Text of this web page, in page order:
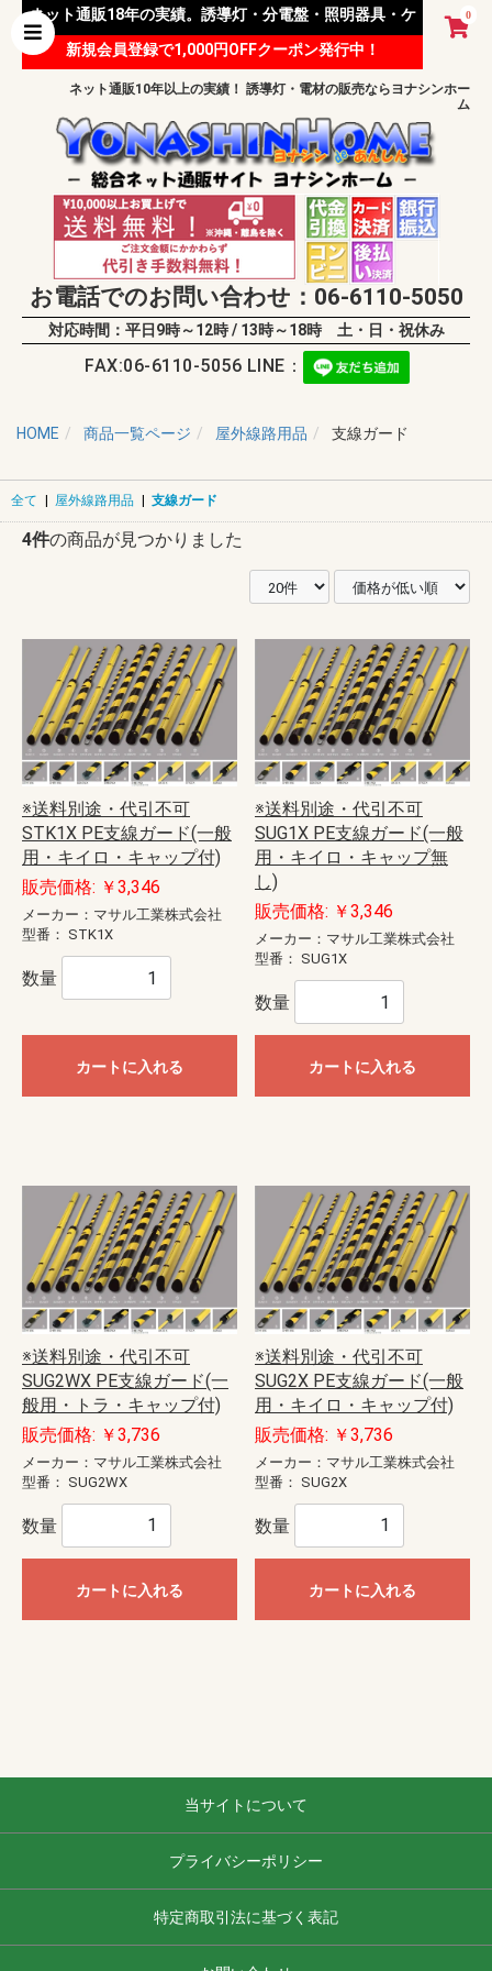
0
ネット通販18年の実績。誘導灯・分電盤・照明器具・ケ
ーブル等 様々な資材を取り扱っています。
新規会員登録で1,000円OFFクーポン発行中！
ネット通販10年以上の実績！ 誘導灯・電材の販売ならヨナシンホー
ム
お電話でのお問い合わせ：06-6110-5050
対応時間：平日9時～12時 / 13時～18時 土・日・祝休み
FAX:06-6110-5056 LINE：
HOME 商品一覧ページ 屋外線路用品 支線ガード
全て | 屋外線路用品 | 支線ガード
4件の商品が見つかりました
※送料別途・代引不可
STK1X PE支線ガード(一般
用・キイロ・キャップ付)
販売価格: ￥3,346
メーカー：マサル工業株式会社
型番： STK1X
数量
カートに入れる
※送料別途・代引不可
SUG1X PE支線ガード(一般
用・キイロ・キャップ無
し)
販売価格: ￥3,346
メーカー：マサル工業株式会社
型番： SUG1X
数量
カートに入れる
※送料別途・代引不可
SUG2WX PE支線ガード(一
般用・トラ・キャップ付)
販売価格: ￥3,736
メーカー：マサル工業株式会社
型番： SUG2WX
数量
カートに入れる
※送料別途・代引不可
SUG2X PE支線ガード(一般
用・キイロ・キャップ付)
販売価格: ￥3,736
メーカー：マサル工業株式会社
型番： SUG2X
数量
カートに入れる
当サイトについて
プライバシーポリシー
特定商取引法に基づく表記